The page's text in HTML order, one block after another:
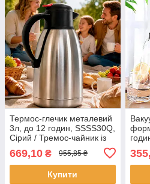
Термос-глечик металевий
3л, до 12 годин, SSSS30Q,
Сірий / Тремос-чайник із
ручкою / Термокувшин для
чаю
669,10 ₴ 955,85 ₴
Купити